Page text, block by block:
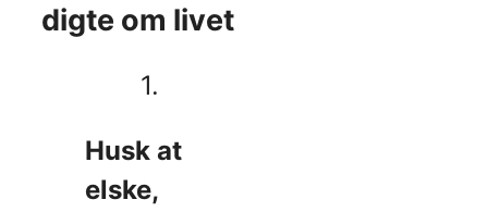
digte om livet
1.
Husk at
elske,